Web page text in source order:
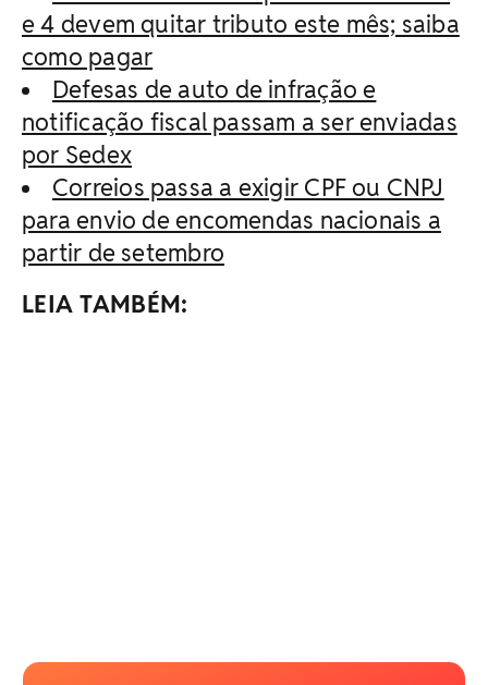
e 4 devem quitar tributo este mês; saiba
como pagar
Defesas de auto de infração e
notificação fiscal passam a ser enviadas
por Sedex
Correios passa a exigir CPF ou CNPJ
para envio de encomendas nacionais a
partir de setembro
LEIA TAMBÉM: